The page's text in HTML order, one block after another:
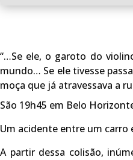
“…Se ele, o garoto do
mundo… Se ele tivesse
moça que já atravessava a
São 19h45 em Belo
Um acidente entre um carro
A partir dessa colisão,